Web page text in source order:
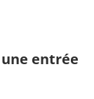
entrée